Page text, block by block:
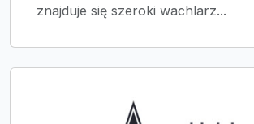
znajduje się szeroki wachlarz...